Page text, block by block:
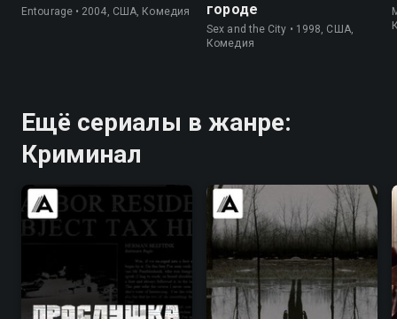
Entourage • 2004, США, Комедия
городе
Sex and the City • 1998, США,
Комедия
Ещё сериалы в жанре:
Криминал